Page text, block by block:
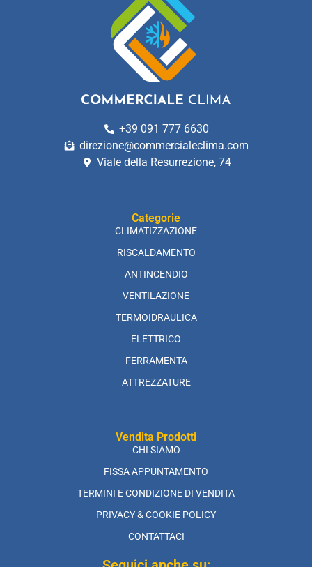
+39 091 777 6630
direzione@commercialeclima.com
Viale della Resurrezione, 74
Categorie
CLIMATIZZAZIONE
RISCALDAMENTO
ANTINCENDIO
VENTILAZIONE
TERMOIDRAULICA
ELETTRICO
FERRAMENTA
ATTREZZATURE
Vendita Prodotti
CHI SIAMO
FISSA APPUNTAMENTO
TERMINI E CONDIZIONE DI VENDITA
PRIVACY & COOKIE POLICY
CONTATTACI